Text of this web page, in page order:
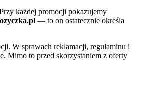
każdej promocji pokazujemy
— to on ostatecznie określa
W sprawach reklamacji, regulaminu i
Mimo to przed skorzystaniem z oferty